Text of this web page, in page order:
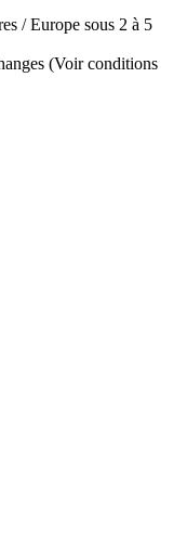
/ Europe sous 2 à 5
(Voir conditions